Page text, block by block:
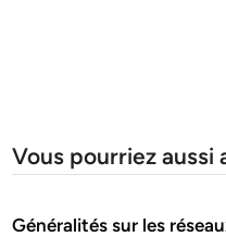
Vous pourriez aussi
Généralités sur les